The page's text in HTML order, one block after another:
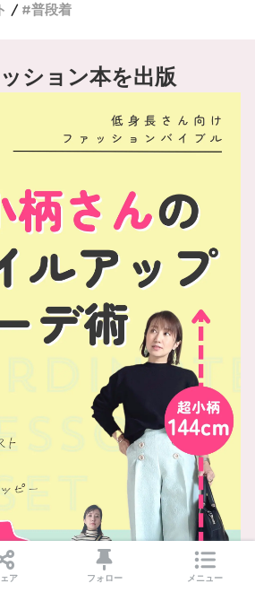
普段着
ション本を出版
ア フォロー メニュー